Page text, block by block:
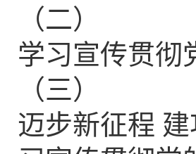
（二）
学习宣传贯彻
（三）
迈步新征程